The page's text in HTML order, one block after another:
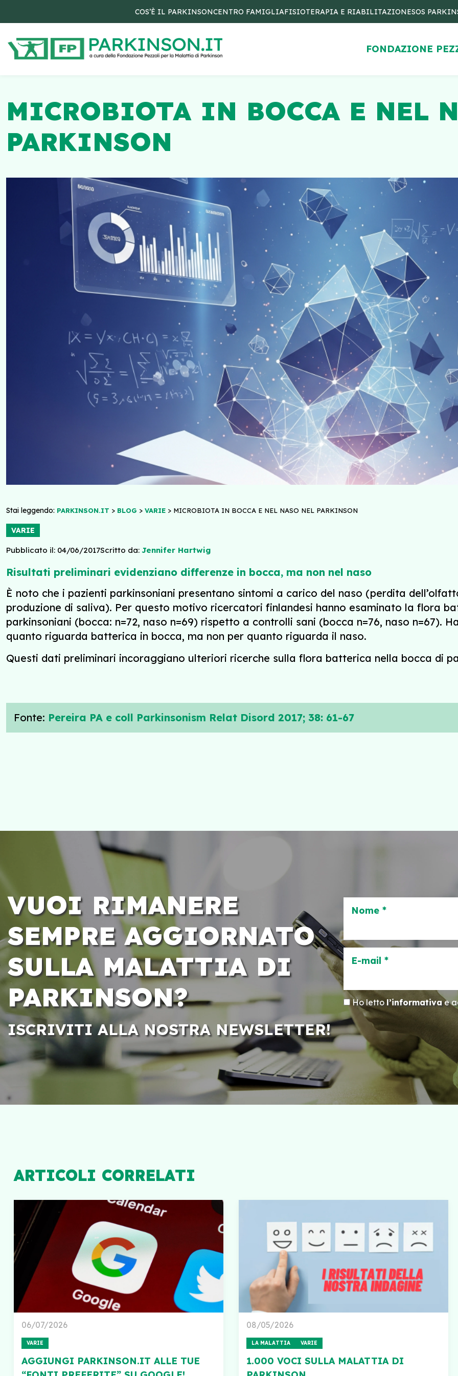
COS’È IL PARKINSONCENTRO FAMIGLIAFISIOTERAPIA E RIABILITAZIONESOS
FONDAZIONE
MICROBIOTA IN BOCCA E NEL
PARKINSON
Stai leggendo: PARKINSON.IT > BLOG > VARIE > MICROBIOTA IN BOCCA E NEL NASO NEL PARKINSON
VARIE
Pubblicato il: 04/06/2017Scritto da: Jennifer Hartwig
Risultati preliminari evidenziano differenze in bocca, ma non nel naso
È noto che i pazienti parkinsoniani presentano sintomi a carico del naso (perdita
produzione di saliva). Per questo motivo ricercatori finlandesi hanno esaminato la flora
parkinsoniani (bocca: n=72, naso n=69) rispetto a controlli sani (bocca n=76, naso n=67).
quanto riguarda batterica in bocca, ma non per quanto riguarda il naso.
Questi dati preliminari incoraggiano ulteriori ricerche sulla flora batterica nella bocca di
Fonte: Pereira PA e coll Parkinsonism Relat Disord 2017; 38: 61-67
VUOI RIMANERE
SEMPRE AGGIORNATO
SULLA MALATTIA DI
PARKINSON?
ISCRIVITI ALLA NOSTRA NEWSLETTER!
Nome *
E-mail *
Ho letto l’informativae
ARTICOLI CORRELATI
06/07/2026
VARIE
AGGIUNGI PARKINSON.IT ALLE TUE
08/05/2026
LA MALATTIA VARIE
1.000 VOCI SULLA MALATTIA DI